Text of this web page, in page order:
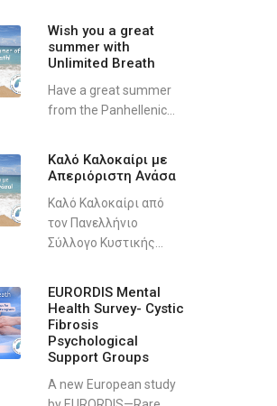
Wish you a great
summer with
Unlimited Breath
Have a great summer
from the Panhellenic...
Καλό Καλοκαίρι με
Απεριόριστη Ανάσα
Καλό Καλοκαίρι από
τον Πανελλήνιο
Σύλλογο Κυστικής...
EURORDIS Mental
Health Survey- Cystic
Fibrosis
Psychological
Support Groups
A new European study